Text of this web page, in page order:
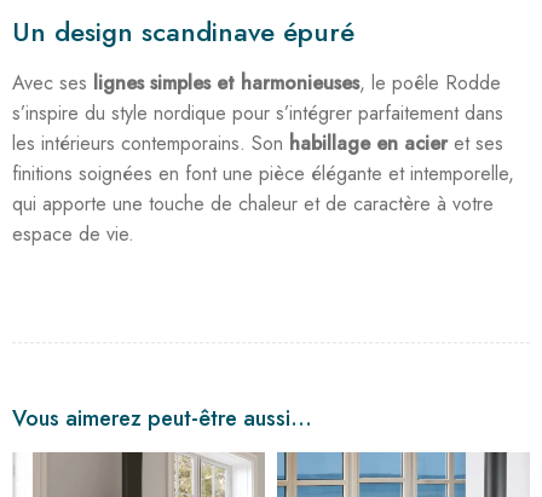
Un design scandinave épuré
Avec ses lignes simples et harmonieuses, le poêle Rodde
s’inspire du style nordique pour s’intégrer parfaitement dans
les intérieurs contemporains. Son habillage en acieret ses
finitions soignées en font une pièce élégante et intemporelle,
qui apporte une touche de chaleur et de caractère à votre
espace de vie.
Vous aimerez peut-être aussi…